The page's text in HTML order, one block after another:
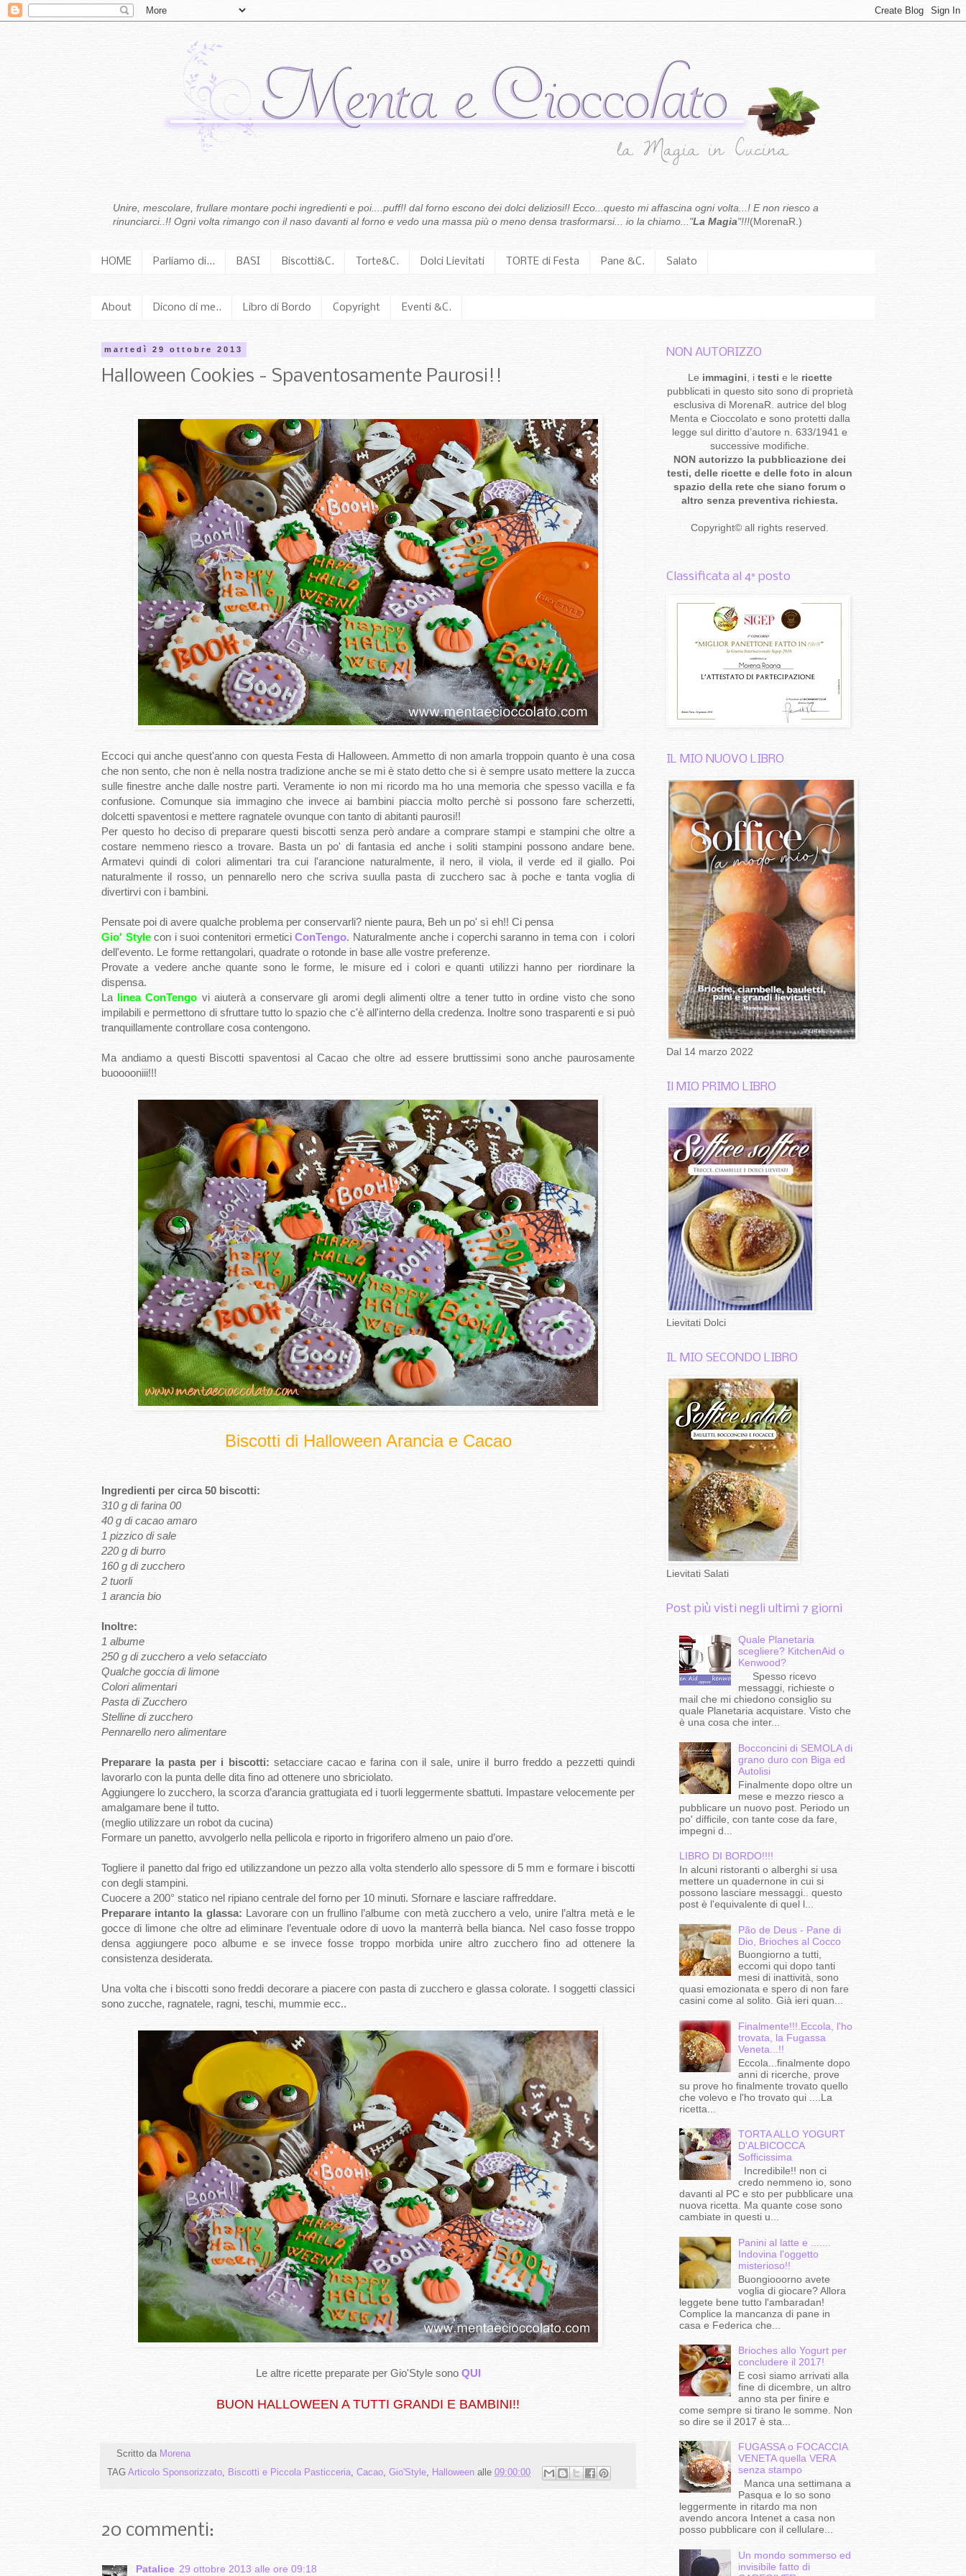
Unire, mescolare, frullare montare pochi ingredienti e poi....puff!! dal forno escono dei dolci deliziosi!! Ecco...questo mi affascina ogni volta...! E non riesco a
rinunciarci..!! Ogni volta rimango con il naso davanti al forno e vedo una massa più o meno densa trasformarsi... io la chiamo..."La Magia"!!!(MorenaR.)
HOME Parliamo di... BASI Biscotti&C. Torte&C. Dolci Lievitati TORTE di Festa Pane &C. Salato
About Dicono di me.. Libro di Bordo Copyright Eventi &C.
martedì 29 ottobre 2013
Halloween Cookies - Spaventosamente Paurosi!!
Eccoci qui anche quest'anno con questa Festa di Halloween. Ammetto di non amarla troppoin quanto è una cosa
che non sento, che non è nella nostra tradizione anche se mi è stato detto che si è sempre usato mettere la zucca
sulle finestre anche dalle nostre parti. Veramente io non mi ricordo ma ho una memoria che spesso vacilla e fa
confusione. Comunque sia immagino che invece ai bambini piaccia molto perchè si possono fare scherzetti,
dolcetti spaventosi e mettere ragnatele ovunque con tanto di abitanti paurosi!!
Per questo ho deciso di preparare questi biscotti senza però andare a comprare stampi e stampini che oltre a
costare nemmeno riesco a trovare. Basta un po' di fantasia ed anche i soliti stampini possono andare bene.
Armatevi quindi di colori alimentari tra cui l'arancione naturalmente, il nero, il viola, il verde ed il giallo. Poi
naturalmente il rosso, un pennarello nero che scriva suulla pasta di zucchero sac à poche e tanta voglia di
divertirvi con i bambini.
Pensate poi di avere qualche problema per conservarli? niente paura, Beh un po' sì eh!! Ci pensa
Gio' Stylecon i suoi contenitori ermeticiConTengo. Naturalmente anche i coperchi saranno in tema con i colori
dell'evento. Le forme rettangolari, quadrate o rotonde in base alle vostre preferenze.
Provate a vedere anche quante sono le forme, le misure ed i colori e quanti utilizzi hanno per riordinare la
dispensa.
Lalinea ConTengo vi aiuterà a conservare gli aromi degli alimenti oltre a tener tutto in ordine visto che sono
impilabili e permettono di sfruttare tutto lo spazio che c'è all'interno della credenza. Inoltre sono trasparenti e si può
tranquillamente controllare cosa contengono.
Ma andiamo a questi Biscotti spaventosi al Cacao che oltre ad essere bruttissimi sono anche paurosamente
buooooniii!!!
Biscotti di Halloween Arancia e Cacao
Ingredienti per circa 50 biscotti:
310 g di farina 00
40 g di cacao amaro
1 pizzico di sale
220 g di burro
160 g di zucchero
2 tuorli
1 arancia bio
Inoltre:
1 albume
250 g di zucchero a velo setacciato
Qualche goccia di limone
Colori alimentari
Pasta di Zucchero
Stelline di zucchero
Pennarello nero alimentare
Preparare la pasta per i biscotti: setacciare cacao e farina con il sale, unire il burro freddo a pezzetti quindi
lavorarlo con la punta delle dita fino ad ottenere uno sbriciolato.
Aggiungere lo zucchero, la scorza d’arancia grattugiata ed i tuorli leggermente sbattuti. Impastare velocemente per
amalgamare bene il tutto.
(meglio utilizzare un robot da cucina)
Formare un panetto, avvolgerlo nella pellicola e riporto in frigorifero almeno un paio d’ore.
Togliere il panetto dal frigo ed utilizzandone un pezzo alla volta stenderlo allo spessore di 5 mm e formare i biscotti
con degli stampini.
Cuocere a 200° statico nel ripiano centrale del forno per 10 minuti. Sfornare e lasciare raffreddare.
Preparare intanto la glassa: Lavorare con un frullino l’albume con metà zucchero a velo, unire l’altra metà e le
gocce di limone che oltre ad eliminare l’eventuale odore di uovo la manterrà bella bianca. Nel caso fosse troppo
densa aggiungere poco albume e se invece fosse troppo morbida unire altro zucchero fino ad ottenere la
consistenza desiderata.
Una volta che i biscotti sono freddi decorare a piacere con pasta di zucchero e glassa colorate. I soggetti classici
sono zucche, ragnatele, ragni, teschi, mummie ecc..
Le altre ricette preparate per Gio'Style sono QUI
BUON HALLOWEEN A TUTTI GRANDI E BAMBINI!!
Scritto da Morena
TAG Articolo Sponsorizzato, Biscotti e Piccola Pasticceria, Cacao, Gio'Style, Halloween alle 09:00:00
20 commenti:
Patalice 29 ottobre 2013 alle ore 09:18
NON AUTORIZZO
Le immagini , i testi e le ricette
pubblicati in questo sito sono di proprietà
esclusiva di MorenaR. autrice del blog
Menta e Cioccolato e sono protetti dalla
legge sul diritto d’autore n. 633/1941 e
successive modifiche.
NON autorizzo la pubblicazione dei
testi, delle ricette e delle foto in alcun
spazio della rete che siano forum o
altro senza preventiva richiesta.
Copyright© all rights reserved
Classificata al 4° posto
IL MIO NUOVO LIBRO
Dal 14 marzo 2022
Il MIO PRIMO LIBRO
Lievitati Dolci
IL MIO SECONDO LIBRO
Lievitati Salati
Post più visti negli ultimi 7 giorni
Quale Planetaria
scegliere? KitchenAid o
Kenwood?
Spesso ricevo
messaggi, richieste o
mail che mi chiedono consiglio su
quale Planetaria acquistare. Visto che
è una cosa che inter...
Bocconcini di SEMOLA di
grano duro con Biga ed
Autolisi
Finalmente dopo oltre un
mese e mezzo riesco a
pubblicare un nuovo post. Periodo un
po' difficile, con tante cose da fare,
impegni d...
LIBRO DI BORDO!!!!
In alcuni ristoranti o alberghi si usa
mettere un quadernone in cui si
possono lasciare messaggi.. questo
post è l'equivalente di quel l...
Pão de Deus - Pane di
Dio, Brioches al Cocco
Buongiorno a tutti,
eccomi qui dopo tanti
mesi di inattività, sono
quasi emozionata e spero di non fare
casini come al solito. Già ieri quan...
Finalmente!!!.Eccola, l'ho
trovata, la Fugassa
Veneta...!!
Eccola...finalmente dopo
anni di ricerche, prove
su prove ho finalmente trovato quello
che volevo e l'ho trovato qui ....La
ricetta...
TORTA ALLO YOGURT
D'ALBICOCCA
Sofficissima
Incredibile!! non ci
credo nemmeno io, sono
davanti al PC e sto per pubblicare una
nuova ricetta. Ma quante cose sono
cambiate in questi u...
Panini al latte e .......
Indovina l'oggetto
misterioso!!
Buongiooorno avete
voglia di giocare? Allora
leggete bene tutto l'ambaradan!
Complice la mancanza di pane in
casa e Federica che...
Brioches allo Yogurt per
concludere il 2017!
E così siamo arrivati alla
fine di dicembre, un altro
anno sta per finire e
come sempre si tirano le somme. Non
so dire se il 2017 è sta...
FUGASSA o FOCACCIA
VENETA quella VERA
senza stampo
Manca una settimana a
Pasqua e lo so sono
leggermente in ritardo ma non
avendo ancora Intenet a casa non
posso pubblicare con il cellulare...
Un mondo sommerso ed
invisibile fatto di